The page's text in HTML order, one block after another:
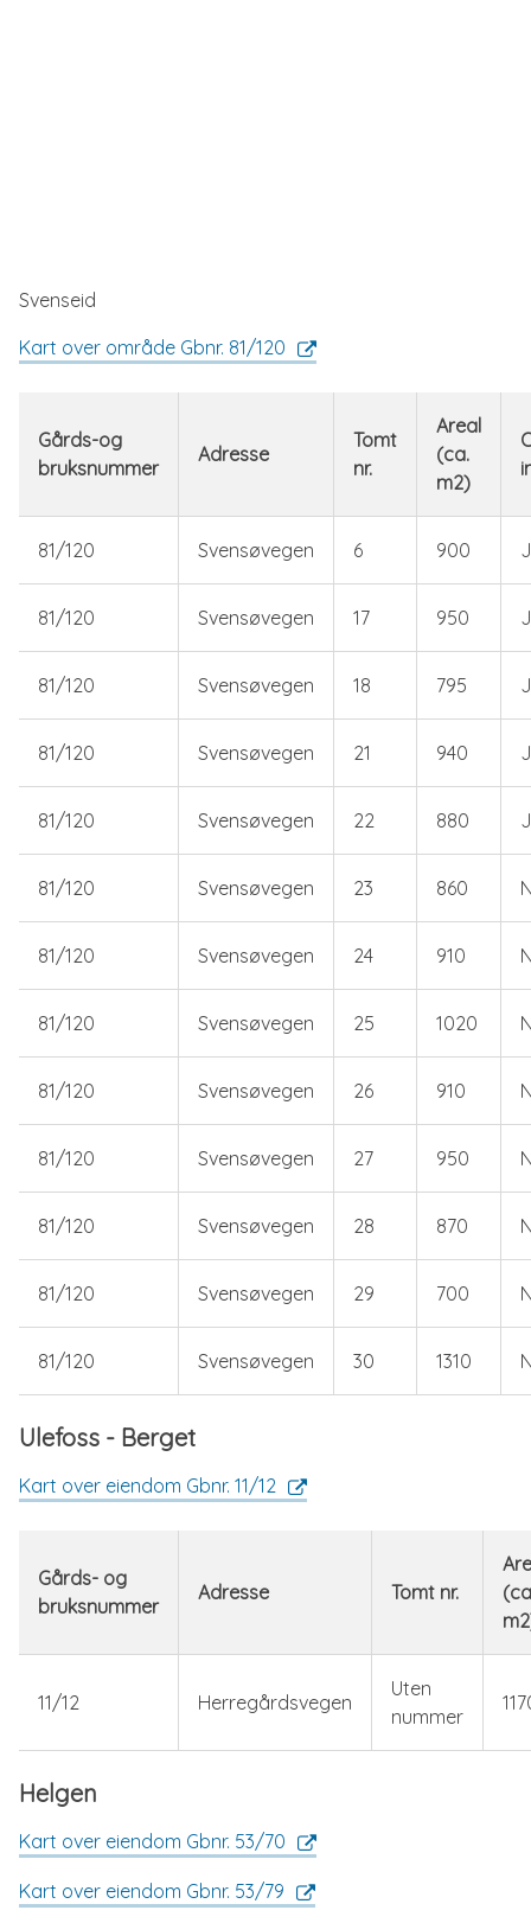
Svenseid
Kart over område Gbnr. 81/120
Gårds-og
bruksnummer
Adresse
Tomt
nr.
Areal
(ca.
m2)
81/120 Svensøvegen 6 900
81/120 Svensøvegen 17 950
81/120 Svensøvegen 18 795
81/120 Svensøvegen 21 940
81/120 Svensøvegen 22 880
81/120 Svensøvegen 23 860
81/120 Svensøvegen 24 910
81/120 Svensøvegen 25 1020
81/120 Svensøvegen 26 910
81/120 Svensøvegen 27 950
81/120 Svensøvegen 28 870
81/120 Svensøvegen 29 700
81/120 Svensøvegen 30 1310
Ulefoss - Berget
Kart over eiendom Gbnr. 11/12
Gårds- og
bruksnummer
Adresse Tomt nr.
11/12 Herregårdsvegen
Uten
nummer
Helgen
Kart over eiendom Gbnr. 53/70
Kart over eiendom Gbnr. 53/79